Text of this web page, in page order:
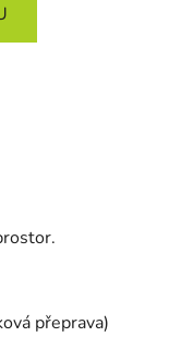
přeprava)